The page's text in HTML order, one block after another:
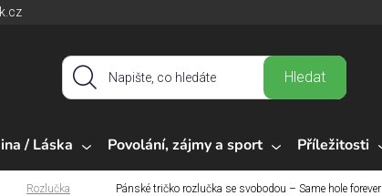
Hledat
/ Láska Povolání, zájmy a sport Příležitosti
Rozlučka Pánské tričko rozlučka se svobodou – Same hole forever